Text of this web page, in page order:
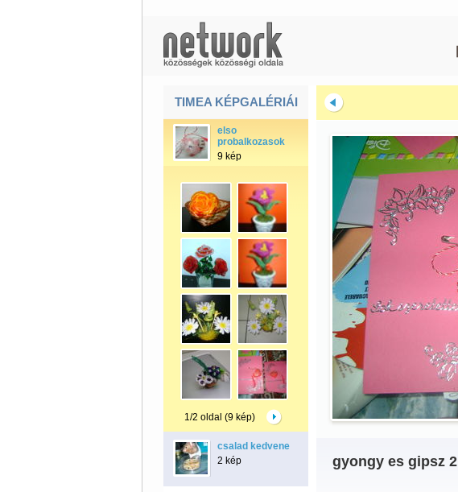
TIMEA KÉPGALÉRIÁI
elso
probalkozasok
9 kép
1/2 oldal (9 kép)
csalad kedvene
2 kép
gyongy es gipsz 2